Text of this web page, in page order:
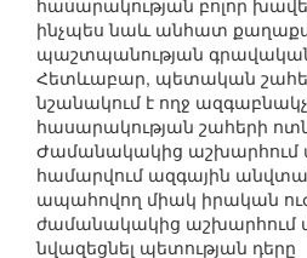
հասարակության բոլոր
ինչպես նաև անհատ
պաշտպանության
Հետևաբար, պետական
նշանակում է ողջ
հասարակության շահերի
Ժամանակակից աշխարհում
համարվում ազգային
ապահովող միակ իրական
ժամանակակից աշխարհում
նվազեցնել պետության դերը